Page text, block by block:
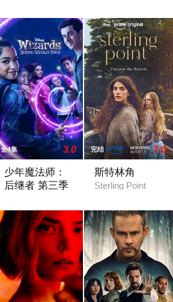
全4集 3.0
少年魔法师：
后继者 第三季
完结 7.0
斯特林角
Sterling Point